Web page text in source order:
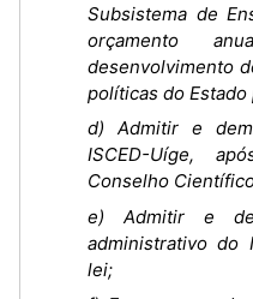
Subsistema de
orçamento
desenvolvimento
políticas do Estado
d) Admitir e
ISCED-Uíge,
Conselho
e) Admitir e
administrativo do
lei;